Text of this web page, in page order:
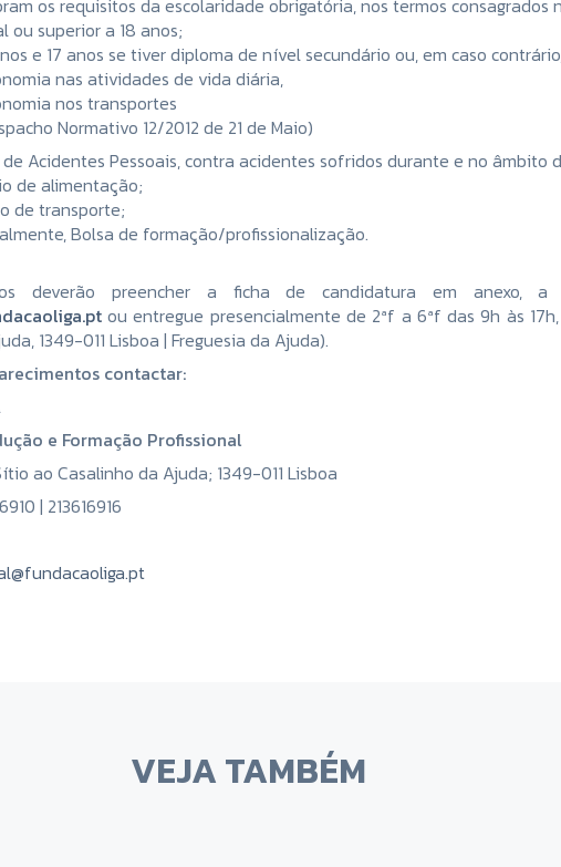
os requisitos da escolaridade obrigatória, nos termos consagrados
ou superior a 18 anos;
e 17 anos se tiver diploma de nível secundário ou, em caso
nas atividades de vida diária,
nos transportes
Normativo 12/2012 de 21 de Maio)
de Acidentes Pessoais, contra acidentes sofridos durante e no âmbito
de alimentação;
de transporte;
Bolsa de formação/profissionalização.
deverão preencher a ficha de candidatura em anexo,
ou entregue presencialmente de 2ªf a 6ªf das 9h às
1349-011 Lisboa | Freguesia da Ajuda).
contactar:
e Formação Profissional
ao Casalinho da Ajuda; 1349-011 Lisboa
| 213616916
VEJA TAMBÉM